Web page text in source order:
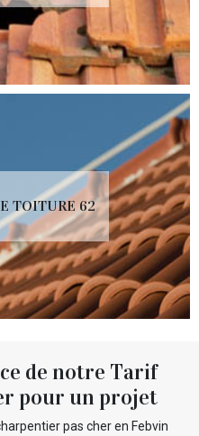
TOITURE 62
de notre Tarif
pour un projet
pas cher en Febvin